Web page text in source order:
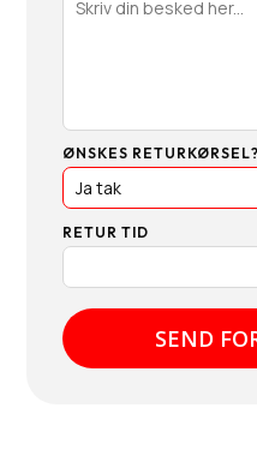
ØNSKES RETURKØRSEL?
RETUR TID
SEND